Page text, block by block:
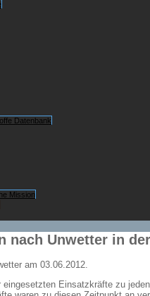
Datenbank
Mission
nach Unwetter in
am 03.06.2012.
eingesetzten Einsatzkräfte zu